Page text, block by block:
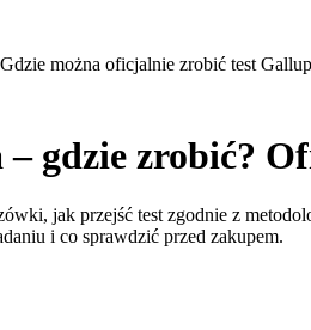
Gdzie można oficjalnie zrobić test
– gdzie zrobić?
jak przejść test zgodnie z
i co sprawdzić przed zakupem.